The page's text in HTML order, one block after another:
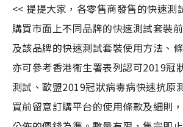
<< 提提大家，各零售商發售的快速測
購買市面上不同品牌的快速測試套裝
及該品牌的快速測試套裝使用方法、
亦可參考香港衞生署表列認可2019冠
測試、歐盟2019冠狀病毒病快速抗原
買前留意訂購平台的使用條款及細則